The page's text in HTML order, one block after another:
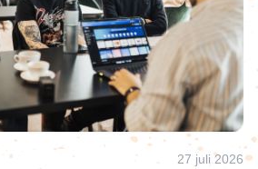
27 juli 2026